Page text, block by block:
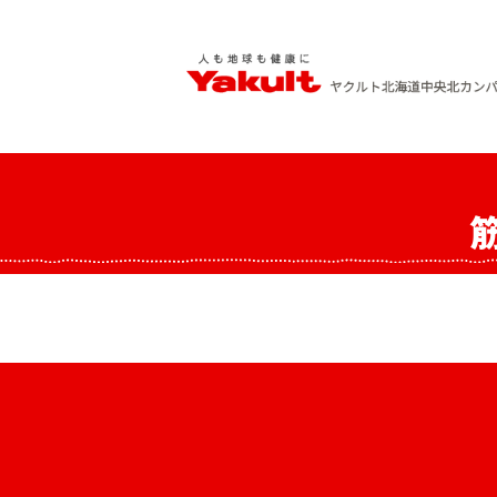
content
ヤクルト北海道中央 北カンパニー
人も地球も健康に